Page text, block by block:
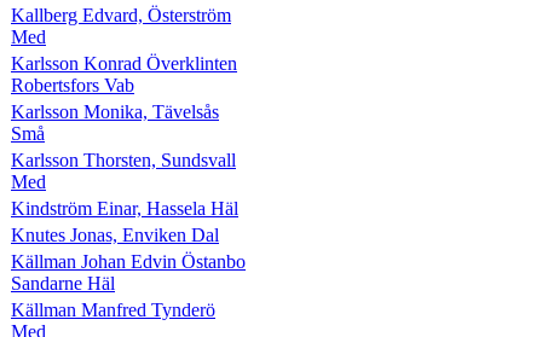
Kallberg Edvard, Österström
Med
Karlsson Konrad Överklinten
Robertsfors Vab
Karlsson Monika, Tävelsås
Små
Karlsson Thorsten, Sundsvall
Med
Kindström Einar, Hassela Häl
Knutes Jonas, Enviken Dal
Källman Johan Edvin Östanbo
Sandarne Häl
Källman Manfred Tynderö
Med